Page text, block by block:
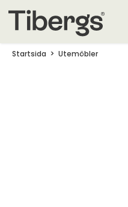
Startsida Utemöbler